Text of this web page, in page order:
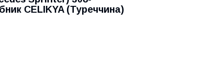
CELIKYA (Туреччина)